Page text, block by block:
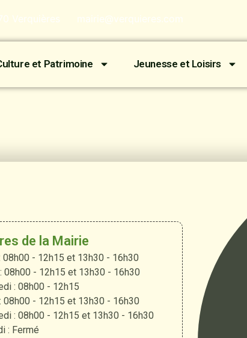
Verquières mairie@verquieres.com
et Patrimoine Jeunesse et Loisirs
de la Mairie
08h00 - 12h15 et 13h30 - 16h30
08h00 - 12h15 et 13h30 - 16h30
: 08h00 - 12h15
08h00 - 12h15 et 13h30 - 16h30
: 08h00 - 12h15 et 13h30 - 16h30
: Fermé